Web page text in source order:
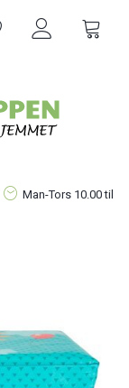
Man-Tors 10.00 til